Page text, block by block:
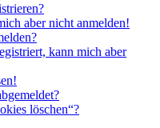
aber nicht anmelden!
kann mich aber
löschen“?